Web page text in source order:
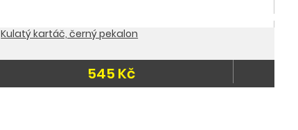
Kulatý kartáč, černý pekalon
545 Kč